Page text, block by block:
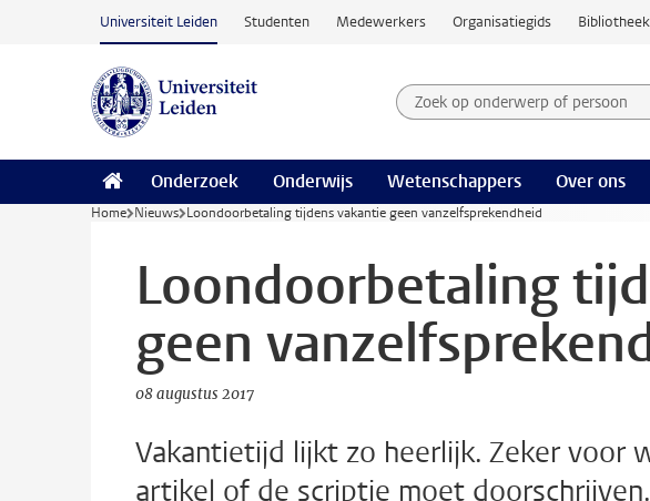
Ga naar hoofdinhoud
Universiteit Leiden Studenten Medewerkers Organisatiegids Bibliotheek
Zoek op onderwerp of
Zoekterm
Onderzoek Onderwijs Wetenschappers Over ons
Home Nieuws Loondoorbetaling tijdens vakantie geen vanzelfsprekendheid
Loondoorbetaling
geen
08 augustus 2017
Vakantietijd lijkt zo heerlijk. Zeker voor
artikel of de scriptie moet